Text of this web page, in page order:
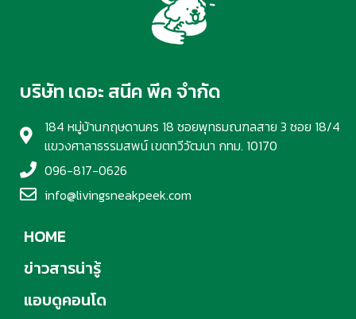
บริษัท เดอะ สนีค พีค จำกัด
184 หมู่บ้านกฤษดานคร 18 ซอยพุทธมณฑลสาย 3 ซอย 18/4
แขวงศาลาธรรมสพน์ เขตทวีวัฒนา กทม. 10170
096-817-0626
info@livingsneakpeek.com
HOME
ข่าวสารน่ารู้
แอบดูคอนโด